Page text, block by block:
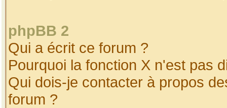
phpBB 2
Qui a écrit ce forum ?
Pourquoi la fonction X n'est pas
Qui dois-je contacter à propos
forum ?